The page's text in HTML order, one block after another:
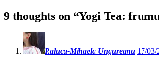
9 thoughts on “Yogi Tea:
Raluca-Mihaela Ungureanu 17/03/